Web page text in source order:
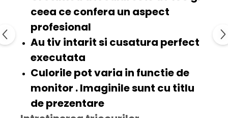
ceea ce confera un aspect
profesional
Au tiv intarit si cusatura perfect
executata
Culorile pot varia in functie de
monitor . Imaginile sunt cu titlu
de prezentare